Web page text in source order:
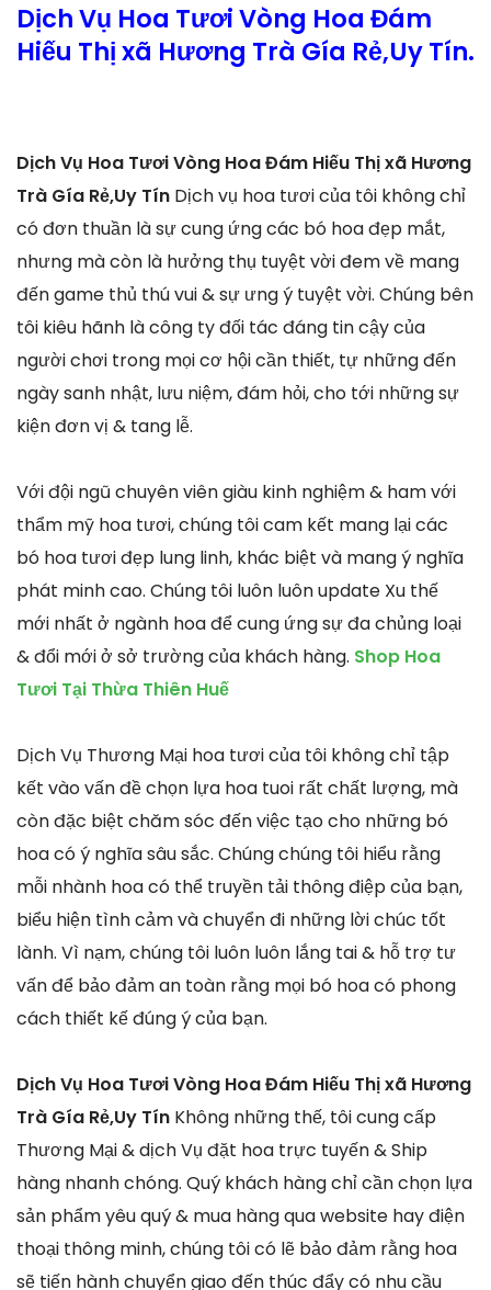
Dịch Vụ Hoa Tươi Vòng Hoa Đám
Hiếu Thị xã Hương Trà Gía Rẻ,Uy Tín.
Dịch Vụ Hoa Tươi Vòng Hoa Đám Hiếu Thị xã Hương
Trà Gía Rẻ,Uy Tín Dịch vụ hoa tươi của tôi không chỉ
có đơn thuần là sự cung ứng các bó hoa đẹp mắt,
nhưng mà còn là hưởng thụ tuyệt vời đem về mang
đến game thủ thú vui & sự ưng ý tuyệt vời. Chúng bên
tôi kiêu hãnh là công ty đối tác đáng tin cậy của
người chơi trong mọi cơ hội cần thiết, tự những đến
ngày sanh nhật, lưu niệm, đám hỏi, cho tới những sự
kiện đơn vị & tang lễ.
Với đội ngũ chuyên viên giàu kinh nghiệm & ham với
thẩm mỹ hoa tươi, chúng tôi cam kết mang lại các
bó hoa tươi đẹp lung linh, khác biệt và mang ý nghĩa
phát minh cao. Chúng tôi luôn luôn update Xu thế
mới nhất ở ngành hoa để cung ứng sự đa chủng loại
& đổi mới ở sở trường của khách hàng. Shop Hoa
Tươi Tại Thừa Thiên Huế
Dịch Vụ Thương Mại hoa tươi của tôi không chỉ tập
kết vào vấn đề chọn lựa hoa tuoi rất chất lượng, mà
còn đặc biệt chăm sóc đến việc tạo cho những bó
hoa có ý nghĩa sâu sắc. Chúng chúng tôi hiểu rằng
mỗi nhành hoa có thể truyền tải thông điệp của bạn,
biểu hiện tình cảm và chuyển đi những lời chúc tốt
lành. Vì nạm, chúng tôi luôn luôn lắng tai & hỗ trợ tư
vấn để bảo đảm an toàn rằng mọi bó hoa có phong
cách thiết kế đúng ý của bạn.
Dịch Vụ Hoa Tươi Vòng Hoa Đám Hiếu Thị xã Hương
Trà Gía Rẻ,Uy Tín Không những thế, tôi cung cấp
Thương Mại & dịch Vụ đặt hoa trực tuyến & Ship
hàng nhanh chóng. Quý khách hàng chỉ cần chọn lựa
sản phẩm yêu quý & mua hàng qua website hay điện
thoại thông minh, chúng tôi có lẽ bảo đảm rằng hoa
sẽ tiến hành chuyển giao đến thúc đẩy có nhu cầu